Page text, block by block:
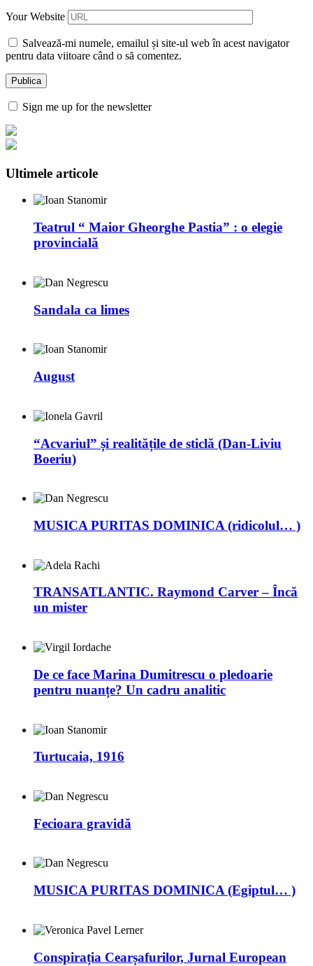
Your Website
Salvează-mi numele, emailul și site-ul web în acest navigator
pentru data viitoare când o să comentez.
Sign me up for the newsletter
Ultimele articole
Teatrul “ Maior Gheorghe Pastia” : o elegie
provincială
Sandala ca limes
August
“Acvariul” și realitățile de sticlă (Dan-Liviu
Boeriu)
MUSICA PURITAS DOMINICA (ridicolul… )
TRANSATLANTIC. Raymond Carver – Încă
un mister
De ce face Marina Dumitrescu o pledoarie
pentru nuanțe? Un cadru analitic
Turtucaia, 1916
Fecioara gravidă
MUSICA PURITAS DOMINICA (Egiptul… )
Conspirația Cearșafurilor, Jurnal European